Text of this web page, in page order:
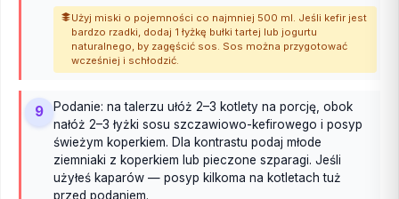
Użyj miski o pojemności co najmniej 500 ml. Jeśli kefir jest
bardzo rzadki, dodaj 1 łyżkę bułki tartej lub jogurtu
naturalnego, by zagęścić sos. Sos można przygotować
wcześniej i schłodzić.
9
Podanie: na talerzu ułóż 2–3 kotlety na porcję, obok
nałóż 2–3 łyżki sosu szczawiowo-kefirowego i posyp
świeżym koperkiem. Dla kontrastu podaj młode
ziemniaki z koperkiem lub pieczone szparagi. Jeśli
użyłeś kaparów — posyp kilkoma na kotletach tuż
przed podaniem.